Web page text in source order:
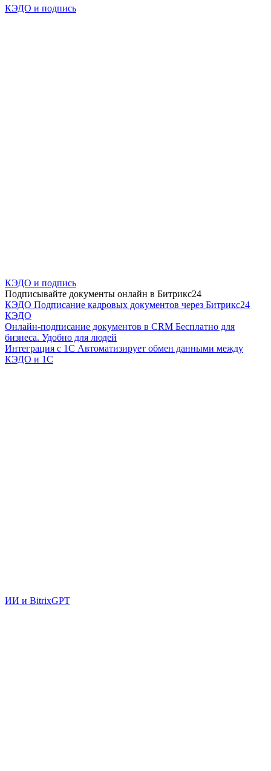
КЭДО и подпись
КЭДО и подпись
Подписывайте документы онлайн в Битрикс24
КЭДО Подписание кадровых документов через Битрикс24
КЭДО
Онлайн-подписание документов в CRM Бесплатно для
бизнеса. Удобно для людей
Интеграция с 1С Автоматизирует обмен данными между
КЭДО и 1С
ИИ и BitrixGPT